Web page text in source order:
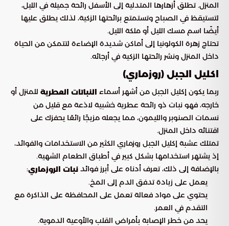
المنزل. تطلق أزهارها المتدلية إلى الأسفل رائحة جميلة في الليل،
لتستيقظ في الصباح وتستمتع برائحتها الزكية، لذلك يطلق عليها
أيضًا اسم مسك الليل أو ملكة الليل.
تحتاج زهرة الكولونيا إلى أماكن شديدة الإضاءة لتتمكن من الحياة
داخل المنزل ونشر رائحتها الزكية في أرجائه.
اكليل الجبل (روزماري)
ربما يكون إكليل الجبل من أشهر أسماء النباتات العطرية للمنزل أو
خارجه، فهو نبات ذو رائحة عطرية خشبية لاذعة مع قليل من
نسمات الصنوبر والليمون، مما يجعله مزيجًا رائعًا يحفزك على
اقتنائه داخل المنزل.
تمتلك عشبة إكليل الجبل روزماري الكثير من الاستخدامات والفوائد،
إذ يشتهر استخدامها بشكل كبير في أطباق الطعام الشهية.
بالإضافة إلى ذلك، تعرف أدناه على أبرز فوائد نبات الروزماري:
يعمل على زيادة تدفق الدم إلى المخ.
يحتوي على مواد فعالة تعمل على المحافظة على الذاكرة مع
التقدم في العمر.
يحد من خطر الإصابة بأمراض القلب والأوعية الدموية.